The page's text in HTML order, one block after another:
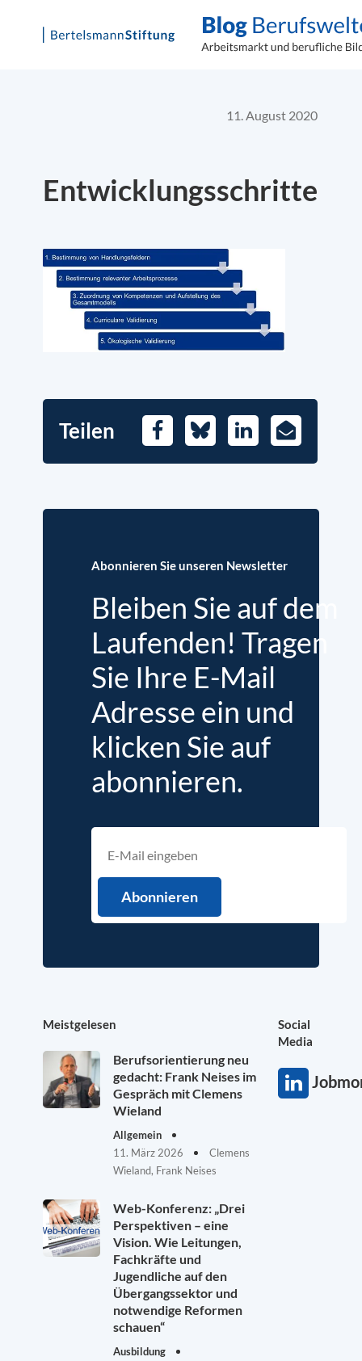
11. August 2020
Entwicklungsschritte
Teilen FacebookBlueskyLinkedIn
E-
Mail
Abonnieren Sie unseren Newsletter
Bleiben Sie auf dem
Laufenden! Tragen
Sie Ihre E-Mail
Adresse ein und
klicken Sie auf
abonnieren.
Meistgelesen
Berufsorientierung neu
gedacht: Frank Neises im
Gespräch mit Clemens
Wieland
Allgemein
11. März 2026
Clemens
Wieland, Frank Neises
Web-Konferenz: „Drei
Perspektiven – eine
Vision. Wie Leitungen,
Fachkräfte und
Jugendliche auf den
Übergangssektor und
notwendige Reformen
schauen“
Ausbildung
Social
Media